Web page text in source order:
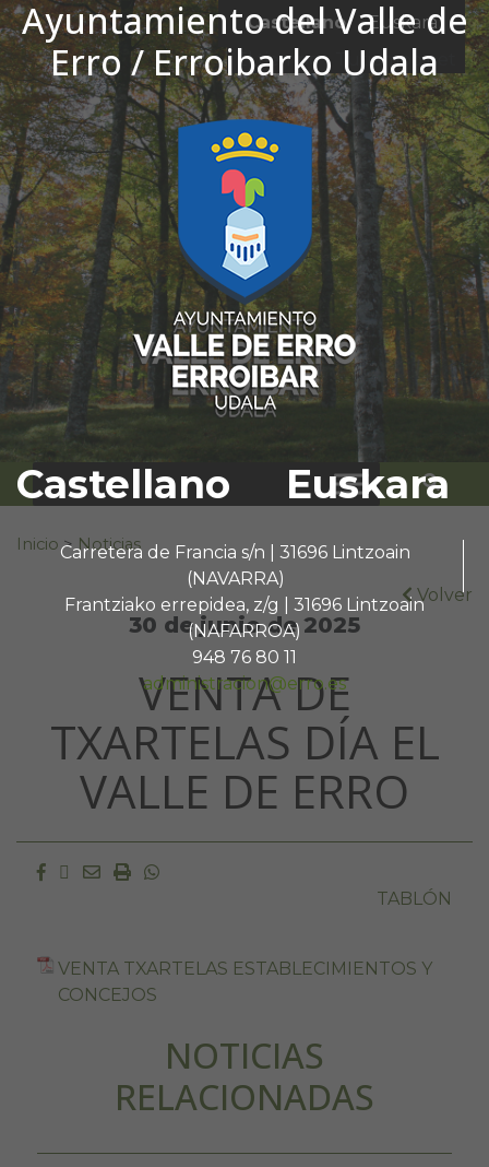
Ayuntamiento del Valle de
Erro / Erroibarko Udala
Castellano Euskara
Carretera de Francia s/n | 31696 Lintzoain
(NAVARRA)
Frantziako errepidea, z/g | 31696 Lintzoain
(NAFARROA)
948 76 80 11
administracion@erro.es
Ir al contenido
Castellano
Euskara
El tiempo - Tutiempo.net
Buscar:
Inicio > Noticias
Volver
30 de junio de 2025
VENTA DE
TXARTELAS DÍA EL
VALLE DE ERRO
Facebook
Twitter
EmailImprimir
Whatsapp
TABLÓN
VENTA TXARTELAS ESTABLECIMIENTOS Y
CONCEJOS
NOTICIAS
RELACIONADAS